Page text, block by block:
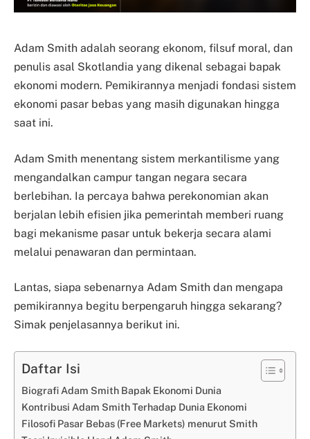
Adam Smith adalah seorang ekonom, filsuf moral, dan
penulis asal Skotlandia yang dikenal sebagai bapak
ekonomi modern. Pemikirannya menjadi fondasi sistem
ekonomi pasar bebas yang masih digunakan hingga
saat ini.
Adam Smith menentang sistem merkantilisme yang
mengandalkan campur tangan negara secara
berlebihan. Ia percaya bahwa perekonomian akan
berjalan lebih efisien jika pemerintah memberi ruang
bagi mekanisme pasar untuk bekerja secara alami
melalui penawaran dan permintaan.
Lantas, siapa sebenarnya Adam Smith dan mengapa
pemikirannya begitu berpengaruh hingga sekarang?
Simak penjelasannya berikut ini.
Daftar Isi
Biografi Adam Smith Bapak Ekonomi Dunia
Kontribusi Adam Smith Terhadap Dunia Ekonomi
Filosofi Pasar Bebas (Free Markets) menurut Smith